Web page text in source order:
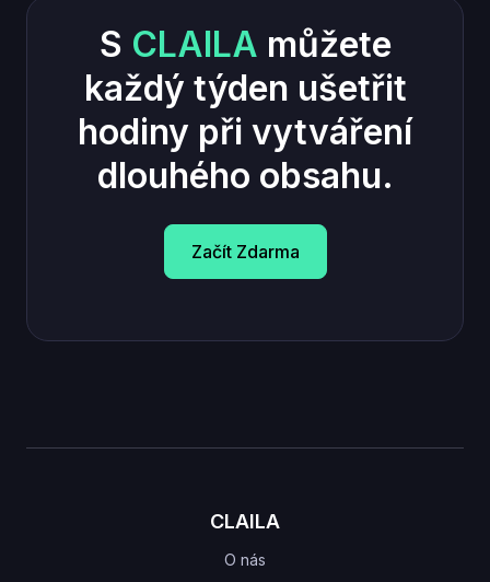
S CLAILA můžete
každý týden ušetřit
hodiny při vytváření
dlouhého obsahu.
Začít Zdarma
CLAILA
O nás